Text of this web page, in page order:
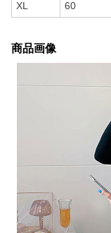
XL 60
商品画像